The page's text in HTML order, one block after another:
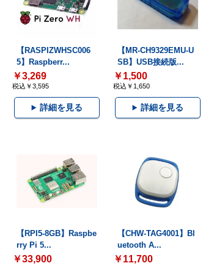
【RASPIZWHSC006
5】Raspberr...
￥3,269
税込￥3,595
詳細を見る
【MR-CH9329EMU-U
SB】USB接続版...
￥1,500
税込￥1,650
詳細を見る
【RPI5-8GB】Raspbe
rry Pi 5...
￥33,900
【CHW-TAG4001】Bl
uetooth A...
￥11,700